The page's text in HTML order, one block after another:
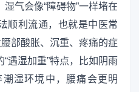
气会像“障碍物”一样堵在
顺利流通，也就是中医常
部酸胀、沉重、疼痛的症
遇湿加重”特点，比如阴雨
湿环境中，腰痛会更明